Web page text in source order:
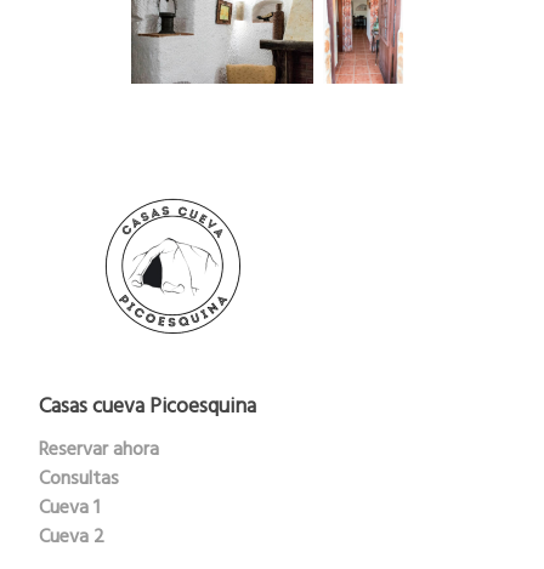
Casas cueva Picoesquina
Reservar ahora
Consultas
Cueva 1
Cueva 2